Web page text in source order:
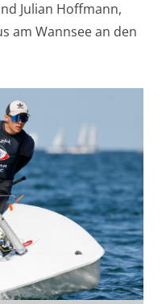
Julian Hoffmann,
am Wannsee an den